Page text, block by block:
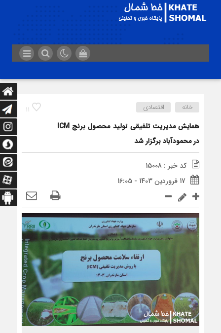
11 خانه اقتصادی
همایش مدیریت تلفیقی تولید محصول برنج ICM
در محمودآباد برگزار شد
کد خبر : 15008
17 فروردین 1403 - 16:05